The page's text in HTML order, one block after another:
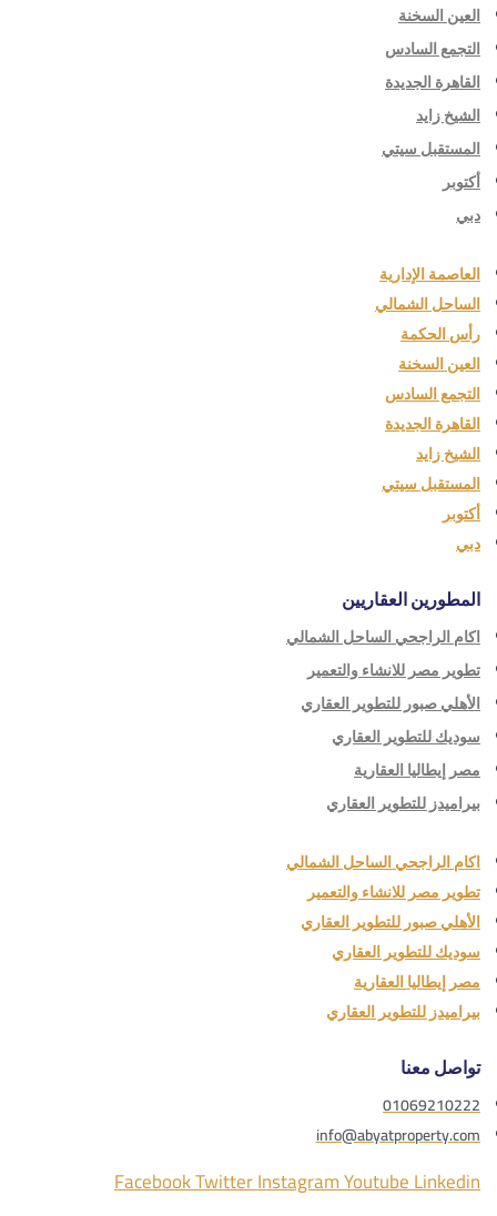
العين السخنة
التجمع السادس
القاهرة الجديدة
الشيخ زايد
المستقبل سيتي
أكتوبر
دبي
العاصمة الإدارية
الساحل الشمالي
رأس الحكمة
العين السخنة
التجمع السادس
القاهرة الجديدة
الشيخ زايد
المستقبل سيتي
أكتوبر
دبي
المطورين العقاريين
اكام الراجحي الساحل الشمالي
تطوير مصر للانشاء والتعمير
الأهلي صبور للتطوير العقاري
سوديك للتطوير العقاري
مصر إيطاليا العقارية
بيراميدز للتطوير العقاري
اكام الراجحي الساحل الشمالي
تطوير مصر للانشاء والتعمير
الأهلي صبور للتطوير العقاري
سوديك للتطوير العقاري
مصر إيطاليا العقارية
بيراميدز للتطوير العقاري
تواصل معنا
01069210222
info@abyatproperty.com
FacebookTwitterInstagramYoutubeLinkedin